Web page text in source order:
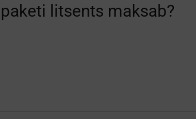
litsents maksab?